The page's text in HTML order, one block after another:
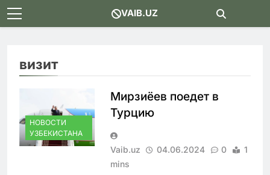
Skip
to
VAIB.UZ
визит
НОВОСТИ
УЗБЕКИСТАНА
Мирзиёев поедет в
Турцию
Vaib.uz 04.06.2024 0
1
mins